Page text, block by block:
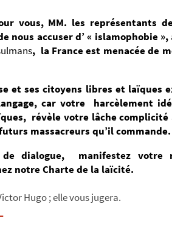
vous, MM. les représentants
nous accuser d’ « islamophobie »,
, la France est menacée de
et ses citoyens libres et laïques
car votre harcèlement
révèle votre lâche complicité
massacreurs qu’il commande.
dialogue, manifestez votre
notre Charte de la laïcité.
Hugo ; elle vous jugera.